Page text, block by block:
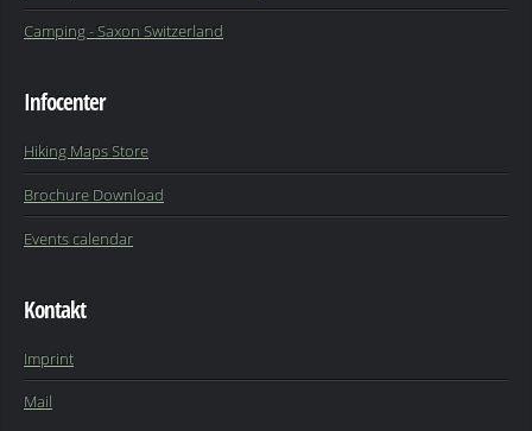
Camping - Saxon Switzerland
Infocenter
Hiking Maps Store
Brochure Download
Events calendar
Kontakt
Imprint
Mail